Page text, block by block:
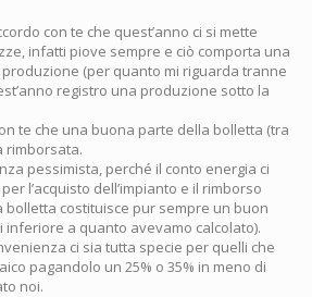
con te che quest’anno ci si mette
infatti piove sempre e ciò comporta una
(per quanto mi riguarda tranne
registro una produzione sotto la
te che una buona parte della bolletta (tra
rimborsata.
pessimista, perché il conto energia ci
l’acquisto dell’impianto e il rimborso
bolletta costituisce pur sempre un buon
inferiore a quanto avevamo calcolato).
ci sia tutta specie per quelli che
pagandolo un 25% o 35% in meno di
noi.